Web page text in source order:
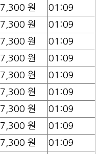
7,300 원
01:09
7,300 원
01:09
7,300 원
01:09
7,300 원
01:09
7,300 원
01:09
7,300 원
01:09
7,300 원
01:09
7,300 원
01:09
7,300 원 01:09